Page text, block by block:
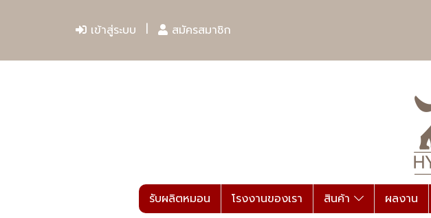
เข้าสู่ระบบ สมัครสมาชิก
รับผลิตหมอน โรงงานของเรา สินค้า ผลงาน